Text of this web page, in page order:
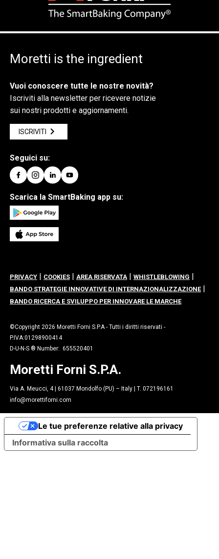
Moretti is the ingredient
Vuoi conoscere tutte le nostre novità?
Iscriviti alla newsletter per ricevere notizie
sui nostri prodotti e aggiornamenti.
ISCRIVITI
Seguici su:
Scarica la SmartBaking app su:
PRIVACY | COOKIES | AREA RISERVATA | WHISTLEBLOWING |
BANDO STRATEGIE INNOVATIVE DI INTERNAZIONALIZZAZIONE |
BANDO RICERCA E SVILUPPO PER INNOVARE LE MARCHE
©Copyright 2026 Moretti Forni S.P.A - Tutti i diritti riservati -
P.IVA:01298900414
D-U-N-S ® Number: 655520401
Moretti Forni S.P.A.
Via A. Meucci, 4 | 61037 Mondolfo (PU) – Italy | T. 072196161
info@morettiforni.com
Informativa sulla raccolta
Le tue preferenze relative alla privacy